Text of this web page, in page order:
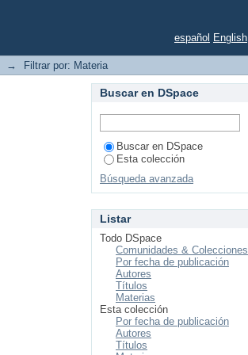
español English
→ Filtrar por: Materia
Buscar en DSpace
Buscar en DSpace
Esta colección
Búsqueda avanzada
Listar
Todo DSpace
Comunidades & Colecciones
Por fecha de publicación
Autores
Títulos
Materias
Esta colección
Por fecha de publicación
Autores
Títulos